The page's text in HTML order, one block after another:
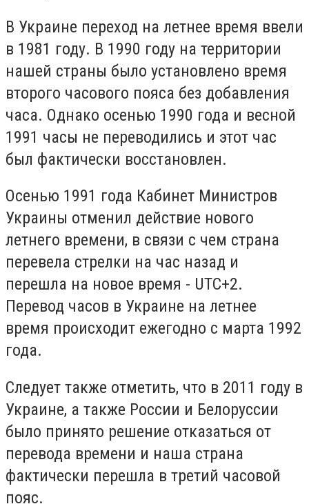
В Украине переход на летнее время ввели
в 1981 году. В 1990 году на территории
нашей страны было установлено время
второго часового пояса без добавления
часа. Однако осенью 1990 года и весной
1991 часы не переводились и этот час
был фактически восстановлен.
Осенью 1991 года Кабинет Министров
Украины отменил действие нового
летнего времени, в связи с чем страна
перевела стрелки на час назад и
перешла на новое время - UTC+2.
Перевод часов в Украине на летнее
время происходит ежегодно с марта 1992
года.
Следует также отметить, что в 2011 году в
Украине, а также России и Белоруссии
было принято решение отказаться от
перевода времени и наша страна
фактически перешла в третий часовой
пояс.